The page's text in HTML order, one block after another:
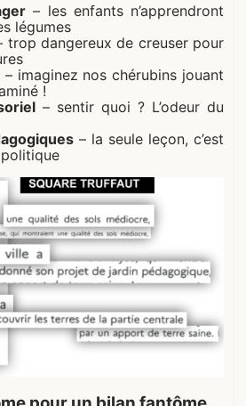
– les enfants n’apprendront
légumes
trop dangereux de creuser pour
– imaginez nos chérubins jouant
!
– sentir quoi ? L’odeur du
– la seule leçon, c’est